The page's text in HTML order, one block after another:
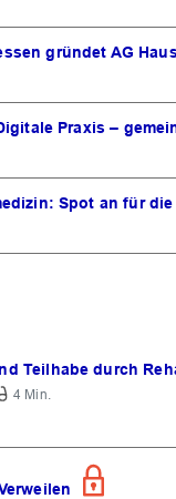
gründet AG
Praxis –
Spot an für die
Teilhabe durch
4 Min.